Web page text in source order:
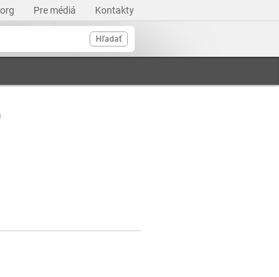
Pre médiá Kontakty
Hľadať